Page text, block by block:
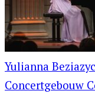
Yulianna
Concertgebouw